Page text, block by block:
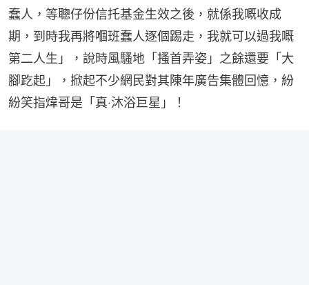
蠢人，等聰仔份信托基金生效之後，就係我嘅收成
期，到時我再將嗰班蠢人逐個踢走，我就可以過我嘅
第二人生」，說時風騷地「搔首弄姿」之餘還要「大
腳趷起」，掀起不少網民對其陳年廣告集體回憶，紛
紛笑指煒哥是「真‧沐浴巨星」！